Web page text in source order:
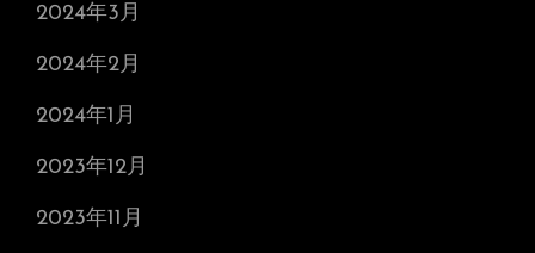
2024年3月
2024年2月
2024年1月
2023年12月
2023年11月